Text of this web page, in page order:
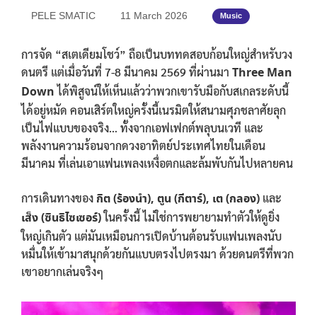
PELE SMATIC 11 March 2026 Music
การจัด “สเตเดียมโชว์” ถือเป็นบททดสอบก้อนใหญ่สำหรับวง
ดนตรี แต่เมื่อวันที่ 7-8 มีนาคม 2569 ที่ผ่านมา Three Man
Downได้พิสูจน์ให้เห็นแล้วว่าพวกเขารับมือกับสเกลระดับนี้
ได้อยู่หมัด คอนเสิร์ตใหญ่ครั้งนี้เนรมิตให้สนามศุภชลาศัยลุก
เป็นไฟแบบของจริง… ทั้งจากเอฟเฟกต์พลุบนเวที และ
พลังงานความร้อนจากดวงอาทิตย์ประเทศไทยในเดือน
มีนาคม ที่เล่นเอาแฟนเพลงเหงื่อตกและล้มพับกันไปหลายคน
การเดินทางของ กิต (ร้องนำ), ตูน (กีตาร์), เต (กลอง) และ
เส็ง (ซินธิไซเซอร์)ในครั้งนี้ ไม่ใช่การพยายามทำตัวให้ดูยิ่ง
ใหญ่เกินตัว แต่มันเหมือนการเปิดบ้านต้อนรับแฟนเพลงนับ
หมื่นให้เข้ามาสนุกด้วยกันแบบตรงไปตรงมา ด้วยดนตรีที่พวก
เขาอยากเล่นจริงๆ